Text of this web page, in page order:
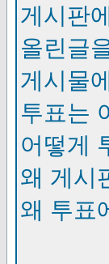
게시판
올린글
게시물
투표는
어떻게
왜 게시
왜 투표